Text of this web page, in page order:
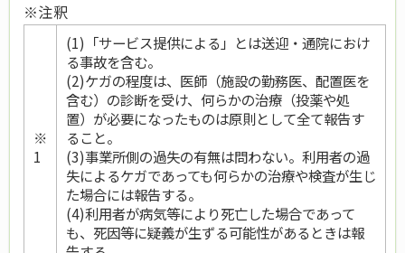
※注釈
※
1
(1)「サービス提供による」とは送迎・通院におけ
る事故を含む。
(2)ケガの程度は、医師（施設の勤務医、配置医を
含む）の診断を受け、何らかの治療（投薬や処
置）が必要になったものは原則として全て報告す
ること。
(3)事業所側の過失の有無は問わない。利用者の過
失によるケガであっても何らかの治療や検査が生じ
た場合には報告する。
(4)利用者が病気等により死亡した場合であって
も、死因等に疑義が生ずる可能性があるときは報